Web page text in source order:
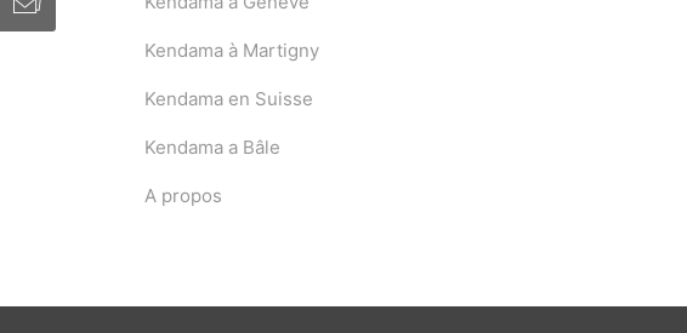
Kendama à Martigny
Kendama en Suisse
Kendama a Bâle
A propos